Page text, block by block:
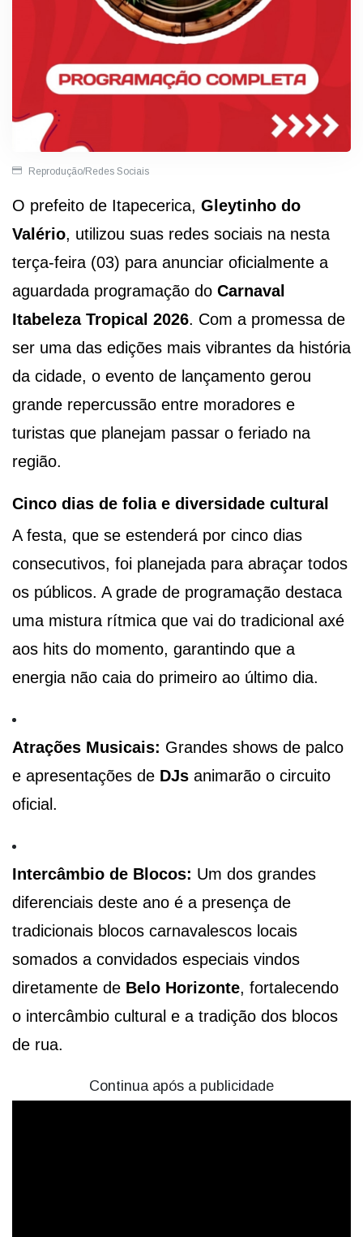
Reprodução/Redes Sociais
O prefeito de Itapecerica, Gleytinho do
Valério, utilizou suas redes sociais na nesta
terça-feira (03) para anunciar oficialmente a
aguardada programação do Carnaval
Itabeleza Tropical 2026. Com a promessa de
ser uma das edições mais vibrantes da história
da cidade, o evento de lançamento gerou
grande repercussão entre moradores e
turistas que planejam passar o feriado na
região.
Cinco dias de folia e diversidade cultural
A festa, que se estenderá por cinco dias
consecutivos, foi planejada para abraçar todos
os públicos. A grade de programação destaca
uma mistura rítmica que vai do tradicional axé
aos hits do momento, garantindo que a
energia não caia do primeiro ao último dia.
Atrações Musicais: Grandes shows de palco
e apresentações de DJs animarão o circuito
oficial.
Intercâmbio de Blocos: Um dos grandes
diferenciais deste ano é a presença de
tradicionais blocos carnavalescos locais
somados a convidados especiais vindos
diretamente de Belo Horizonte, fortalecendo
o intercâmbio cultural e a tradição dos blocos
de rua.
Continua após a publicidade